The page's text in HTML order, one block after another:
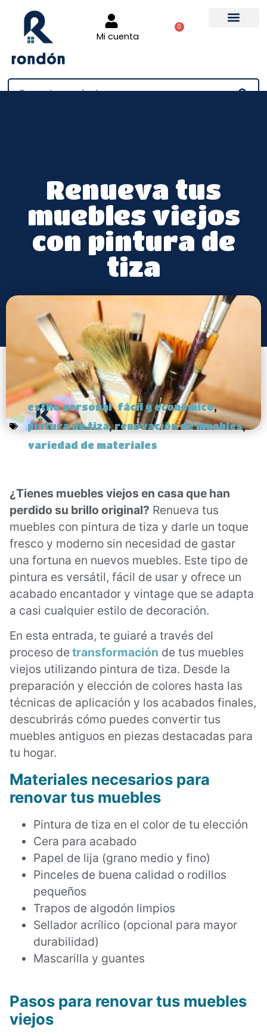
Mi cuenta
0
Renueva tus
muebles viejos
con pintura de
tiza
estilo personal,fácil y económico,
pintura de tiza,renovación de muebles,
variedad de materiales
¿Tienes muebles viejos en casa que han
perdido su brillo original? Renueva tus
muebles con pintura de tiza y darle un toque
fresco y moderno sin necesidad de gastar
una fortuna en nuevos muebles. Este tipo de
pintura es versátil, fácil de usar y ofrece un
acabado encantador y vintage que se adapta
a casi cualquier estilo de decoración.
En esta entrada, te guiaré a través del
proceso detransformación de tus muebles
viejos utilizando pintura de tiza. Desde la
preparación y elección de colores hasta las
técnicas de aplicación y los acabados finales,
descubrirás cómo puedes convertir tus
muebles antiguos en piezas destacadas para
tu hogar.
Materiales necesarios para
renovar tus muebles
Pintura de tiza en el color de tu elección
Cera para acabado
Papel de lija (grano medio y fino)
Pinceles de buena calidad o rodillos
pequeños
Trapos de algodón limpios
Sellador acrílico (opcional para mayor
durabilidad)
Mascarilla y guantes
Pasos para renovar tus muebles
viejos